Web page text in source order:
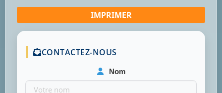
CONTACTEZ-NOUS
Nom